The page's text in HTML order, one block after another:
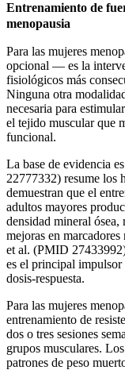
Entrenamiento de
menopausia
Para las mujeres
opcional — es la
fisiológicos más
Ninguna otra
necesaria para
el tejido muscular que
funcional.
La base de evidencia
22777332) resume los
demuestran que el
adultos mayores
densidad mineral
mejoras en
et al. (PMID
es el principal
dosis-respuesta.
Para las mujeres
entrenamiento de
dos o tres sesiones
grupos musculares.
patrones de peso